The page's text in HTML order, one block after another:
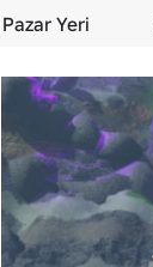
Pazar Yeri